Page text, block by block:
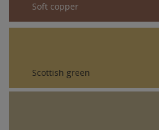
Soft copper
Scottish green